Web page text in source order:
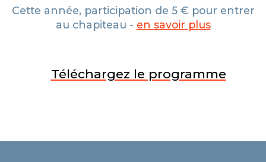
Cette année, participation de 5 € pour entrer
au chapiteau - en savoir plus
Téléchargez le programme